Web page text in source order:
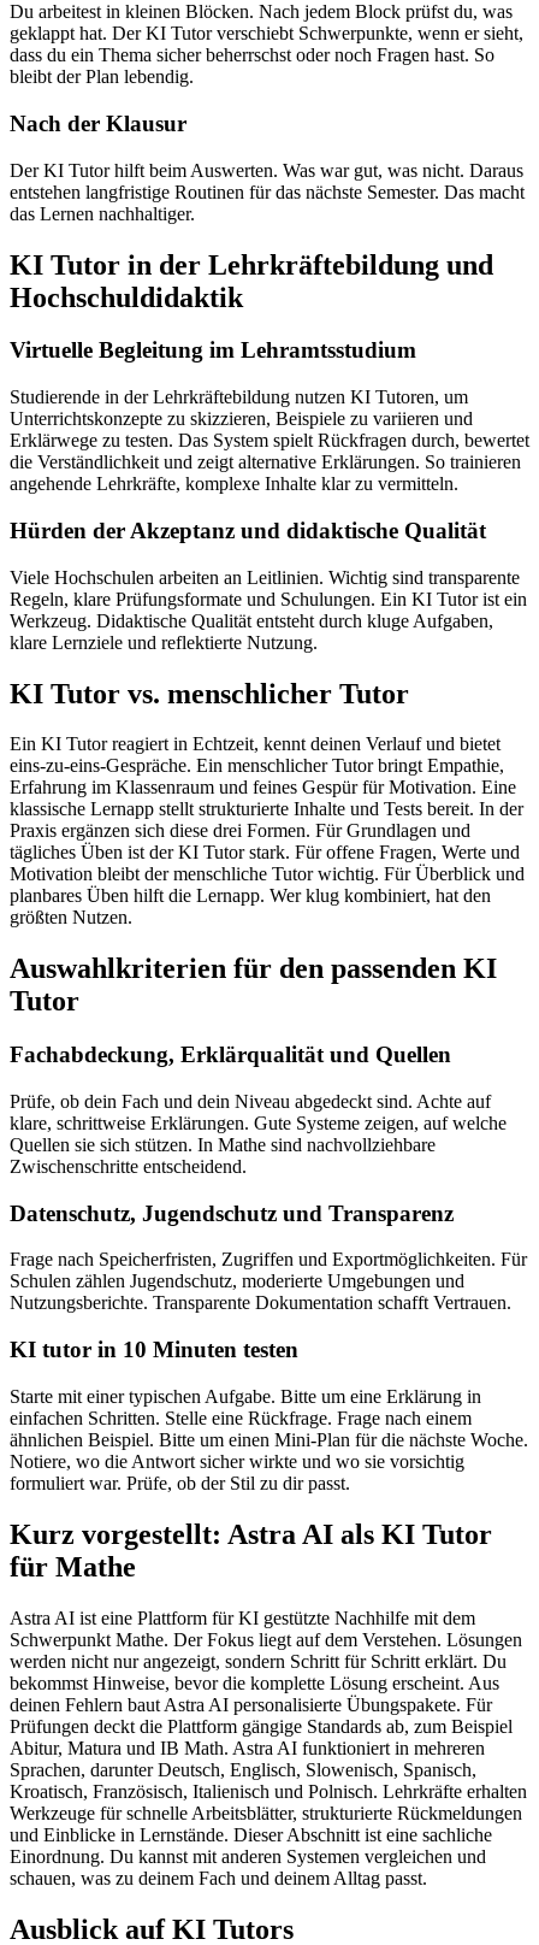
Du arbeitest in kleinen Blöcken. Nach jedem Block prüfst du, was
geklappt hat. Der KI Tutor verschiebt Schwerpunkte, wenn er sieht,
dass du ein Thema sicher beherrschst oder noch Fragen hast. So
bleibt der Plan lebendig.
Nach der Klausur
Der KI Tutor hilft beim Auswerten. Was war gut, was nicht. Daraus
entstehen langfristige Routinen für das nächste Semester. Das macht
das Lernen nachhaltiger.
KI Tutor in der Lehrkräftebildung und
Hochschuldidaktik
Virtuelle Begleitung im Lehramtsstudium
Studierende in der Lehrkräftebildung nutzen KI Tutoren, um
Unterrichtskonzepte zu skizzieren, Beispiele zu variieren und
Erklärwege zu testen. Das System spielt Rückfragen durch, bewertet
die Verständlichkeit und zeigt alternative Erklärungen. So trainieren
angehende Lehrkräfte, komplexe Inhalte klar zu vermitteln.
Hürden der Akzeptanz und didaktische Qualität
Viele Hochschulen arbeiten an Leitlinien. Wichtig sind transparente
Regeln, klare Prüfungsformate und Schulungen. Ein KI Tutor ist ein
Werkzeug. Didaktische Qualität entsteht durch kluge Aufgaben,
klare Lernziele und reflektierte Nutzung.
KI Tutor vs. menschlicher Tutor
Ein KI Tutor reagiert in Echtzeit, kennt deinen Verlauf und bietet
eins-zu-eins-Gespräche. Ein menschlicher Tutor bringt Empathie,
Erfahrung im Klassenraum und feines Gespür für Motivation. Eine
klassische Lernapp stellt strukturierte Inhalte und Tests bereit. In der
Praxis ergänzen sich diese drei Formen. Für Grundlagen und
tägliches Üben ist der KI Tutor stark. Für offene Fragen, Werte und
Motivation bleibt der menschliche Tutor wichtig. Für Überblick und
planbares Üben hilft die Lernapp. Wer klug kombiniert, hat den
größten Nutzen.
Auswahlkriterien für den passenden KI
Tutor
Fachabdeckung, Erklärqualität und Quellen
Prüfe, ob dein Fach und dein Niveau abgedeckt sind. Achte auf
klare, schrittweise Erklärungen. Gute Systeme zeigen, auf welche
Quellen sie sich stützen. In Mathe sind nachvollziehbare
Zwischenschritte entscheidend.
Datenschutz, Jugendschutz und Transparenz
Frage nach Speicherfristen, Zugriffen und Exportmöglichkeiten. Für
Schulen zählen Jugendschutz, moderierte Umgebungen und
Nutzungsberichte. Transparente Dokumentation schafft Vertrauen.
KI tutor in 10 Minuten testen
Starte mit einer typischen Aufgabe. Bitte um eine Erklärung in
einfachen Schritten. Stelle eine Rückfrage. Frage nach einem
ähnlichen Beispiel. Bitte um einen Mini-Plan für die nächste Woche.
Notiere, wo die Antwort sicher wirkte und wo sie vorsichtig
formuliert war. Prüfe, ob der Stil zu dir passt.
Kurz vorgestellt: Astra AI als KI Tutor
für Mathe
Astra AI ist eine Plattform für KI gestützte Nachhilfe mit dem
Schwerpunkt Mathe. Der Fokus liegt auf dem Verstehen. Lösungen
werden nicht nur angezeigt, sondern Schritt für Schritt erklärt. Du
bekommst Hinweise, bevor die komplette Lösung erscheint. Aus
deinen Fehlern baut Astra AI personalisierte Übungspakete. Für
Prüfungen deckt die Plattform gängige Standards ab, zum Beispiel
Abitur, Matura und IB Math. Astra AI funktioniert in mehreren
Sprachen, darunter Deutsch, Englisch, Slowenisch, Spanisch,
Kroatisch, Französisch, Italienisch und Polnisch. Lehrkräfte erhalten
Werkzeuge für schnelle Arbeitsblätter, strukturierte Rückmeldungen
und Einblicke in Lernstände. Dieser Abschnitt ist eine sachliche
Einordnung. Du kannst mit anderen Systemen vergleichen und
schauen, was zu deinem Fach und deinem Alltag passt.
Ausblick auf KI Tutors